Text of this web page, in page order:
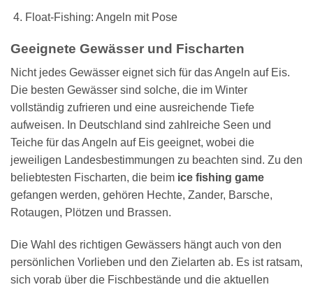
Float-Fishing: Angeln mit Pose
Geeignete Gewässer und Fischarten
Nicht jedes Gewässer eignet sich für das Angeln auf Eis.
Die besten Gewässer sind solche, die im Winter
vollständig zufrieren und eine ausreichende Tiefe
aufweisen. In Deutschland sind zahlreiche Seen und
Teiche für das Angeln auf Eis geeignet, wobei die
jeweiligen Landesbestimmungen zu beachten sind. Zu den
beliebtesten Fischarten, die beim ice fishing game
gefangen werden, gehören Hechte, Zander, Barsche,
Rotaugen, Plötzen und Brassen.
Die Wahl des richtigen Gewässers hängt auch von den
persönlichen Vorlieben und den Zielarten ab. Es ist ratsam,
sich vorab über die Fischbestände und die aktuellen